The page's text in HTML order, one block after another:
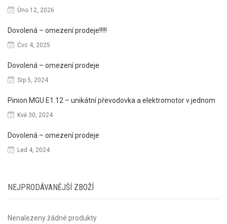
Úno 12, 2026
Dovolená – omezení prodeje!!!!!
Čvc 4, 2025
Dovolená – omezení prodeje
Srp 5, 2024
Pinion MGU E1.12 – unikátní převodovka a elektromotor v jednom
Kvě 30, 2024
Dovolená – omezení prodeje
Led 4, 2024
NEJPRODÁVANĚJŠÍ ZBOŽÍ
Nenalezeny žádné produkty